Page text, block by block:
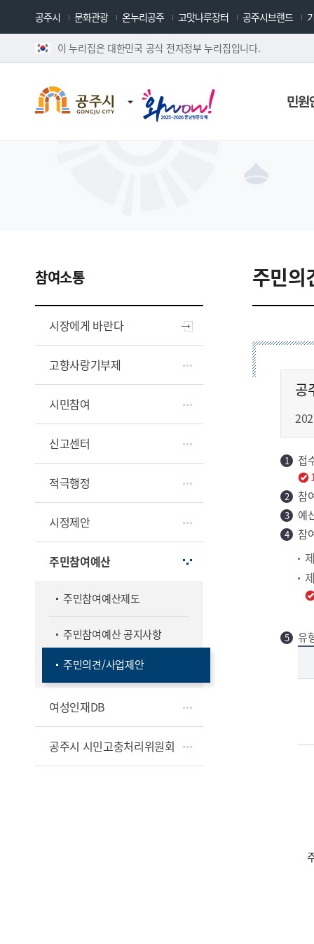
공주시 문화관광 온누리공주 고맛나루장터 공주시브랜드
이 누리집은 대한민국 공식 전자정부 누리집입니다.
민원
참여소통
시장에게 바란다
고향사랑기부제
시민참여
신고센터
적극행정
시정제안
주민참여예산
주민참여예산제도
주민참여예산 공지사항
주민의견/사업제안
여성인재DB
공주시 시민고충처리위원회
주민의
공
접
참
예
참
유
유형별 규모 - 사업유형, 규모, 대상사업, 공모기간, 비고 정보 제공